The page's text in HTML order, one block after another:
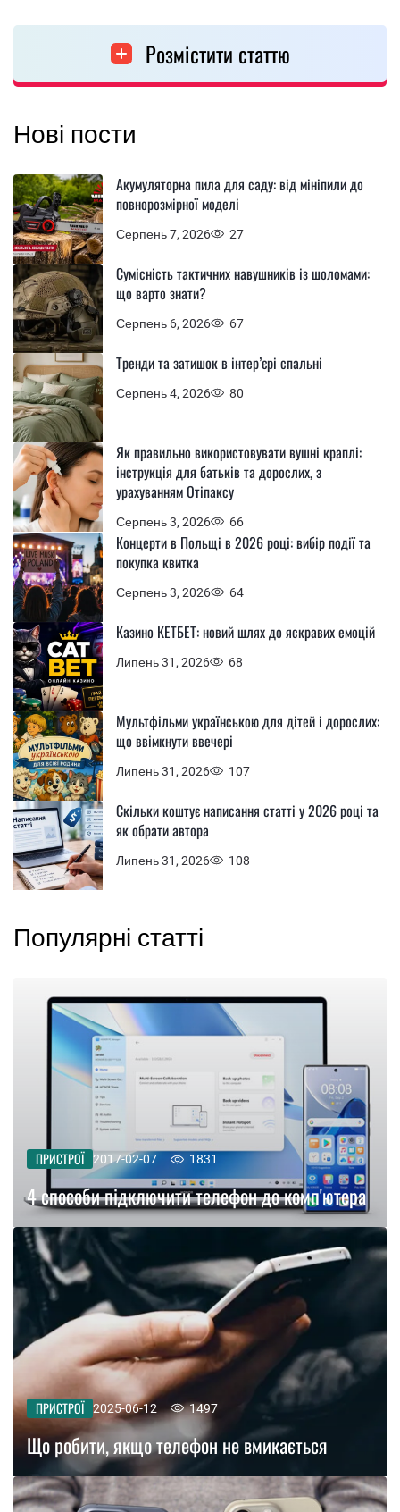
Розмістити статтю
Нові пости
Серпень 7, 2026 27
Акумуляторна пила для саду: від мініпили до
повнорозмірної моделі
Серпень 6, 2026 67
Сумісність тактичних навушників із шоломами:
що варто знати?
Серпень 4, 2026 80
Тренди та затишок в інтер’єрі спальні
Серпень 3, 2026 66
Як правильно використовувати вушні краплі:
інструкція для батьків та дорослих, з
урахуванням Отіпаксу
Серпень 3, 2026 64
Концерти в Польщі в 2026 році: вибір події та
покупка квитка
Липень 31, 2026 68
Казино КЕТБЕТ: новий шлях до яскравих емоцій
Липень 31, 2026 107
Мультфільми українською для дітей і дорослих:
що ввімкнути ввечері
Липень 31, 2026 108
Скільки коштує написання статті у 2026 році та
як обрати автора
Популярні статті
ПРИСТРОЇ 2017-02-07 1831
4 способи підключити телефон до комп'ютера
ПРИСТРОЇ 2025-06-12 1497
Що робити, якщо телефон не вмикається